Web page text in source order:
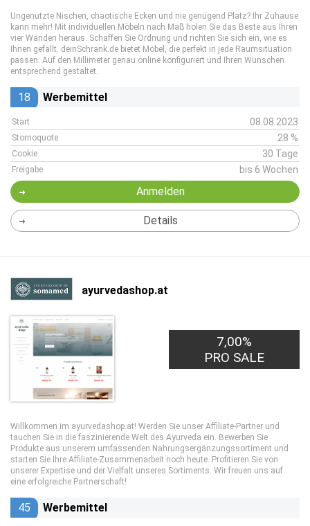
Ungenutzte Nischen, chaotische Ecken und nie genügend Platz? Ihr Zuhause
kann mehr! Mit individuellen Möbeln nach Maß holen Sie das Beste aus Ihren
vier Wänden heraus. Schaffen Sie Ordnung und richten Sie sich ein, wie es
Ihnen gefällt. deinSchrank.de bietet Möbel, die perfekt in jede Raumsituation
passen. Auf den Millimeter genau online konfiguriert und Ihren Wünschen
entsprechend gestaltet.
18 Werbemittel
Start 08.08.2023
Stornoquote 28 %
Cookie 30 Tage
Freigabe bis 6 Wochen
Anmelden
Details
ayurvedashop.at
7,00%
PRO SALE
Willkommen im ayurvedashop.at! Werden Sie unser Affiliate-Partner und
tauchen Sie in die faszinierende Welt des Ayurveda ein. Bewerben Sie
Produkte aus unserem umfassenden Nahrungsergänzungssortiment und
starten Sie Ihre Affiliate-Zusammenarbeit noch heute. Profitieren Sie von
unserer Expertise und der Vielfalt unseres Sortiments. Wir freuen uns auf
eine erfolgreiche Partnerschaft!
45 Werbemittel